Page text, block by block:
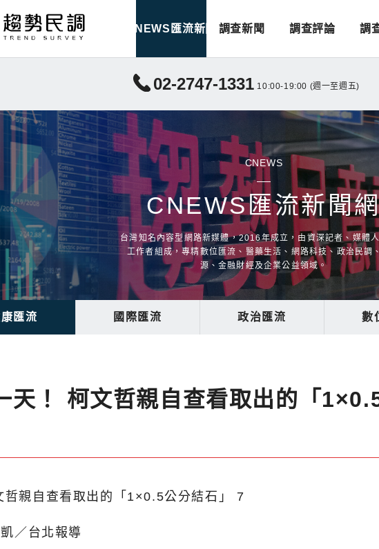
CNEWS匯流新聞 調查新聞 調查評論 調
02-2747-1331 10:00-19:00 (週一至週五)
CNEWS
CNEWS匯流新聞
台灣知名內容型網路新媒體，2016年成立，由資深記者、媒體
工作者組成，專精數位匯流、醫藥生活、網路科技、政治民調
源、金融財經及企業公益領域。
匯流 國際匯流 政治匯流 數
天！ 柯文哲親自查看取出的「
／台北報導